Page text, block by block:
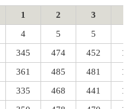
1 2 3
4 5 5
345 474 452
361 485 481
335 468 441